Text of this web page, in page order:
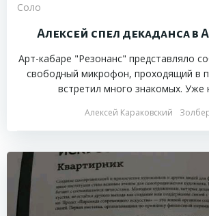
Соло
Алексей спел декаданса в
Арт-кабаре "Резонанс" представляло
свободный микрофон, проходящий в
встретил много знакомых. Уже
Алексей Караковский